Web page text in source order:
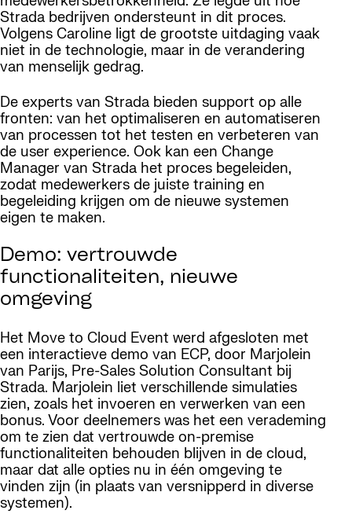
Strada bedrijven ondersteunt in dit proces.
Volgens Caroline ligt de grootste uitdaging vaak
niet in de technologie, maar in de verandering
van menselijk gedrag.
De experts van Strada bieden support op alle
fronten: van het optimaliseren en automatiseren
van processen tot het testen en verbeteren van
de user experience. Ook kan een Change
Manager van Strada het proces begeleiden,
zodat medewerkers de juiste training en
begeleiding krijgen om de nieuwe systemen
eigen te maken.
Demo: vertrouwde
functionaliteiten, nieuwe
omgeving
Het Move to Cloud Event werd afgesloten met
een interactieve demo van ECP, door Marjolein
van Parijs, Pre-Sales Solution Consultant bij
Strada. Marjolein liet verschillende simulaties
zien, zoals het invoeren en verwerken van een
bonus. Voor deelnemers was het een verademing
om te zien dat vertrouwde on-premise
functionaliteiten behouden blijven in de cloud,
maar dat alle opties nu in één omgeving te
vinden zijn (in plaats van versnipperd in diverse
systemen).